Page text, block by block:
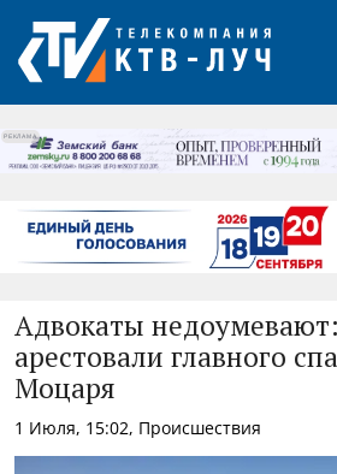
РЕКЛАМА
Адвокаты недоумевают:
арестовали главного
Моцаря
1 Июля, 15:02, Происшествия